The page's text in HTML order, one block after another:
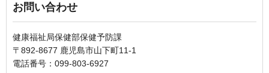
お問い合わせ
健康福祉局保健部保健予防課
〒892-8677 鹿児島市山下町11-1
電話番号：099-803-6927